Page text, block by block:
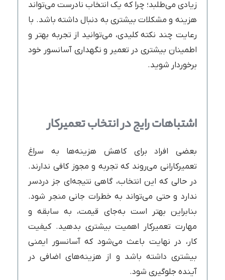
زیادی می‌طلبد؛ چرا که یک انتخاب نادرست می‌تواند
هزینه و مشکلات بیشتری به دنبال داشته باشد. با
رعایت چند نکته کلیدی، می‌توانید از تجربه‌ بهتر و
اطمینان بیشتری در تعمیر و نگهداری آسانسور خود
برخوردار شوید.
اشتباهات رایج در انتخاب تعمیرکار
بعضی افراد برای کاهش هزینه‌ها به سراغ
تعمیرکارانی می‌روند که تجربه و مجوز کافی ندارند.
در حالی که این انتخاب، گاهی نتیجه‌ای جز دردسر
ندارد و حتی می‌تواند به خطرات جانی منجر شود.
بنابراین بهتر است به‌جای قیمت، به سابقه و
مهارت تعمیرکار اهمیت بیشتری بدهید. کیفیت
کار، در نهایت باعث می‌شود که آسانسور ایمنی
بیشتری داشته باشد و از هزینه‌های اضافی در
آینده جلوگیری شود.